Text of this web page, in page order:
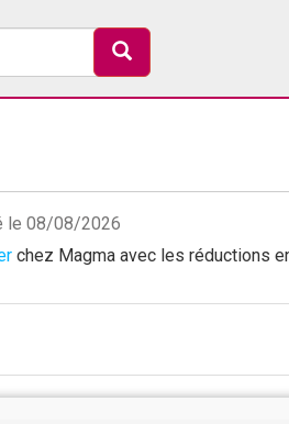
le 08/08/2026
chez Magma avec les réductions